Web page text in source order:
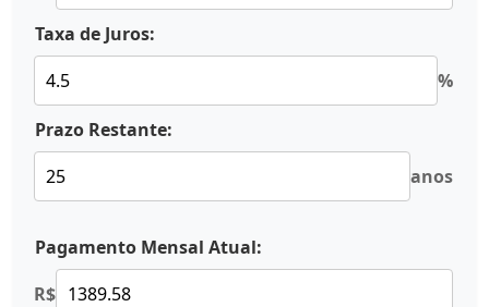
Taxa de Juros:
%
Prazo Restante:
anos
Pagamento Mensal Atual:
R$